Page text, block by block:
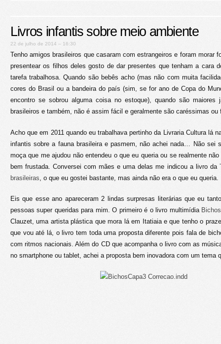
Livros infantis sobre meio ambiente
22 de julho de 2014 – 16:30
Tenho amigos brasileiros que casaram com estrangeiros e foram morar
presentear os filhos deles gosto de dar presentes que tenham a cara
tarefa trabalhosa. Quando são bebês acho (mas não com muita
cores do Brasil ou a bandeira do país (sim, se for ano de Copa do
encontro se sobrou alguma coisa no estoque), quando são maiores
brasileiros e também, não é assim fácil e geralmente são caréssimas ou
Acho que em 2011 quando eu trabalhava pertinho da Livraria Cultura lá
infantis sobre a fauna brasileira e pasmem, não achei nada… Não sei
moça que me ajudou não entendeu o que eu queria ou se realmente
bem frustada. Conversei com mães e uma delas me indicou a livro da
brasileiras , o que eu gostei bastante, mas ainda não era o que eu queria.
Eis que esse ano apareceram 2 lindas surpresas literárias que eu
pessoas super queridas para mim. O primeiro é o livro multimídia
Clauzet, uma artista plástica que mora lá em Itatiaia e que tenho o
que vou até lá, o livro tem toda uma proposta diferente pois fala de
com ritmos nacionais. Além do CD que acompanha o livro com as
no smartphone ou tablet, achei a proposta bem inovadora com um tema